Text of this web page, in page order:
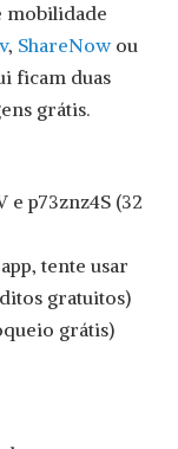
mobilidade
, ShareNowou
ficam duas
grátis.
e p73znz4S (32
tente usar
gratuitos)
grátis)